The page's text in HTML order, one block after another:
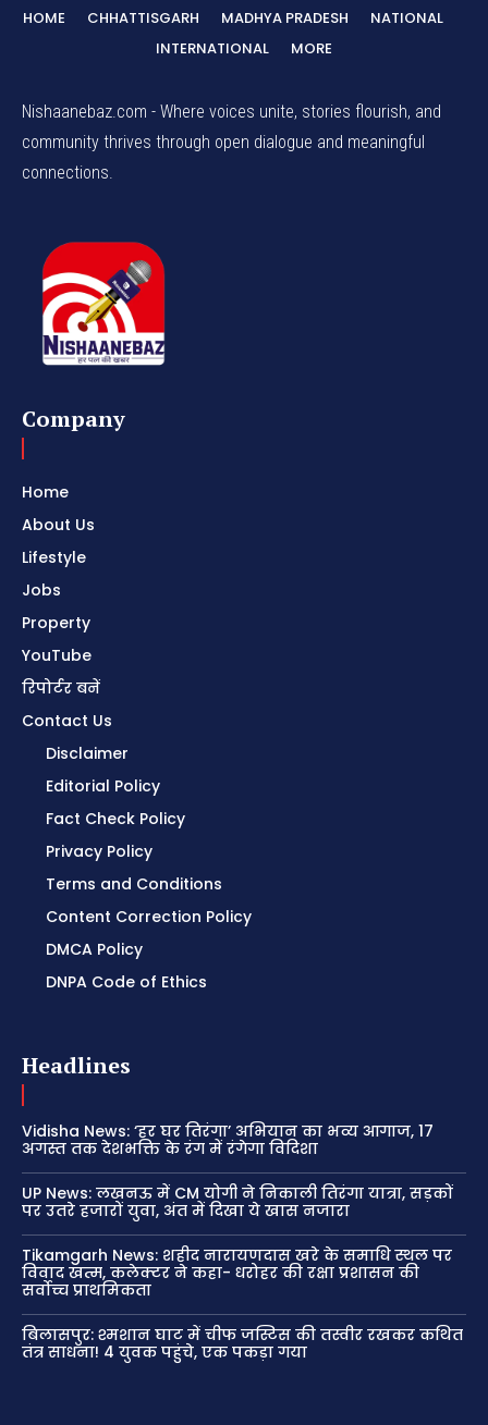
HOME CHHATTISGARH MADHYA PRADESH
NATIONAL
INTERNATIONAL
MORE
Nishaanebaz.com - Where voices unite, stories flourish, and
community thrives through open dialogue and meaningful
connections.
Company
Home
About Us
Lifestyle
Jobs
Property
YouTube
रिपोर्टर बनें
Contact Us
Disclaimer
Editorial Policy
Fact Check Policy
Privacy Policy
Terms and Conditions
Content Correction Policy
DMCA Policy
DNPA Code of Ethics
Headlines
Vidisha News: ‘हर घर तिरंगा’ अभियान का भव्य आगाज, 17
अगस्त तक देशभक्ति के रंग में रंगेगा विदिशा
UP News: लखनऊ में CM योगी ने निकाली तिरंगा यात्रा, सड़कों
पर उतरे हजारों युवा, अंत में दिखा ये खास नजारा
Tikamgarh News: शहीद नारायणदास खरे के समाधि स्थल पर
विवाद खत्म, कलेक्टर ने कहा- धरोहर की रक्षा प्रशासन की
सर्वोच्च प्राथमिकता
बिलासपुर: श्मशान घाट में चीफ जस्टिस की तस्वीर रखकर कथित
तंत्र साधना! 4 युवक पहुंचे, एक पकड़ा गया